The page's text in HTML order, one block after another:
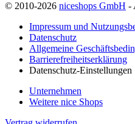
© 2010-2026 niceshops GmbH -
Impressum und
Datenschutz
Allgemeine
Barrierefreiheitserklärung
Datenschutz-Einstellungen
Unternehmen
Weitere nice Shops